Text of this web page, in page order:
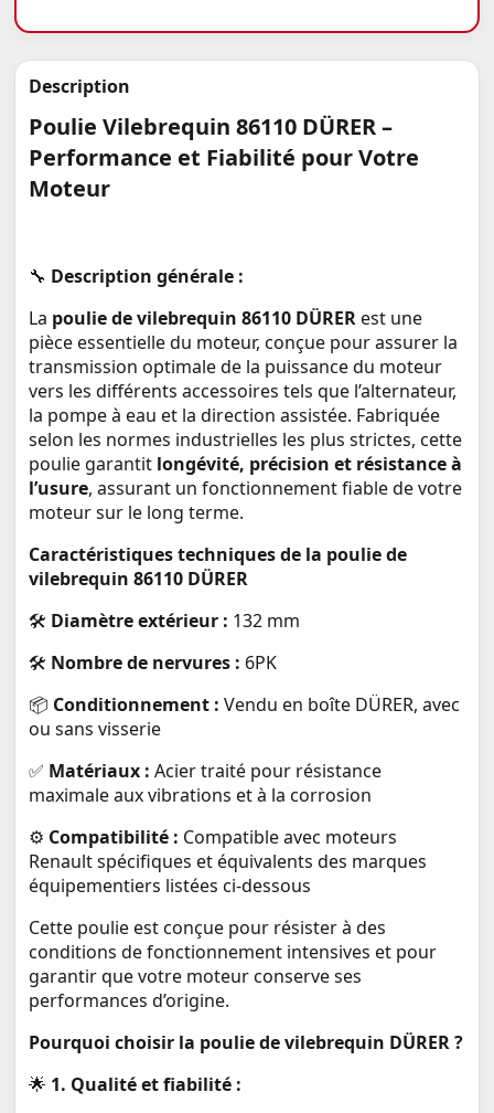
Description
Poulie Vilebrequin 86110 DÜRER –
Performance et Fiabilité pour Votre
Moteur
🔧 Description générale :
La poulie de vilebrequin 86110 DÜRERest une
pièce essentielle du moteur, conçue pour assurer la
transmission optimale de la puissance du moteur
vers les différents accessoires tels que l’alternateur,
la pompe à eau et la direction assistée. Fabriquée
selon les normes industrielles les plus strictes, cette
poulie garantit longévité, précision et résistance à
l’usure, assurant un fonctionnement fiable de votre
moteur sur le long terme.
Caractéristiques techniques de la poulie de
vilebrequin 86110 DÜRER
🛠️ Diamètre extérieur : 132 mm
🛠️ Nombre de nervures : 6PK
📦 Conditionnement : Vendu en boîte DÜRER, avec
ou sans visserie
✅ Matériaux : Acier traité pour résistance
maximale aux vibrations et à la corrosion
⚙️ Compatibilité : Compatible avec moteurs
Renault spécifiques et équivalents des marques
équipementiers listées ci-dessous
Cette poulie est conçue pour résister à des
conditions de fonctionnement intensives et pour
garantir que votre moteur conserve ses
performances d’origine.
Pourquoi choisir la poulie de vilebrequin DÜRER ?
🌟 1. Qualité et fiabilité :